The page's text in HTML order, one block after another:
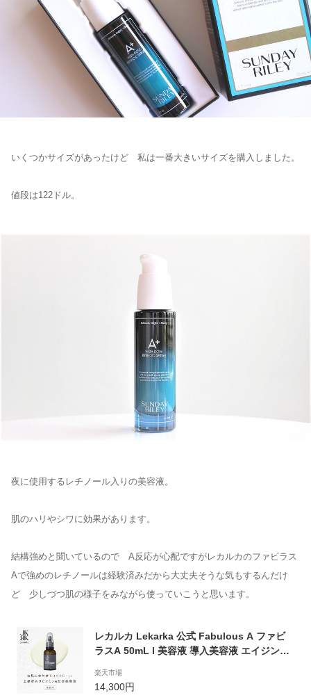
いくつかサイズがあったけど 私は一番大きいサイズを購入しました。
値段は122ドル。
夜に使用するレチノール入りの美容液。
肌のハリやシワに効果があります。
結構強めと聞いているので A反応が心配ですがレカルカのファビラス
Aで強めのレチノールは経験済みだから大丈夫そうな気もするんだけ
ど 少しづつ肌の様子をみながら使っていこうと思います。
レカルカ Lekarka 公式 Fabulous A ファビ
ラスA 50mL l 美容液 導入美容液 エイジング
ソーム バクチオール パルミチン酸レチノール
保湿 正規品 プレゼント 誕生日 彼女 ギフト
楽天市場
14,300円